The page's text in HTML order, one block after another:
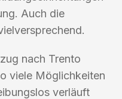
Auch die
nach Trento
viele Möglichkeiten
verläuft